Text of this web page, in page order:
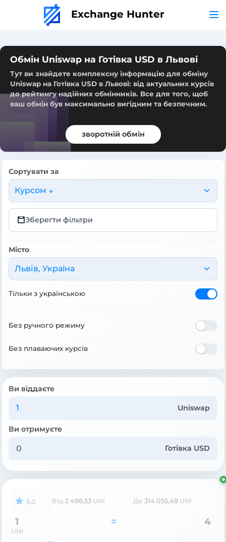
Exchange Hunter
Обмін Uniswap на Готівка USD в Львові
Тут ви знайдете комплексну інформацію для обміну
Uniswap на Готівка USD в Львові: від актуальних курсів
до рейтингу надійних обмінників. Все для того, щоб
ваш обмін був максимально вигідним та безпечним.
зворотній обмін
Сортувати за
Курсом ↓
Зберегти фільтри
Місто
Львів, Україна
Тільки з українською
Без ручного режиму
Без плаваючих курсів
Ви віддаєте
Uniswap
Ви отримуєте
Готівка USD
5.0 Від 2 498,53 UNI До 314 055,49 UNI
1
UNI
= 4